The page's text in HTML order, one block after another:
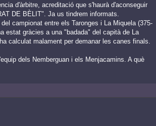
d'àrbitre, acreditació que s'haurà d'aconseguir
DE BÈLIT". Ja us tindrem informats.
campionat entre els Taronges i La Miquela (375-
estat gràcies a una "badada" del capità de La
calculat malament per demanar les canes finals.
dels Nemberguan i els Menjacamins. A què